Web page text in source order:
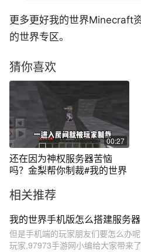
更多更好我的世界Minecraft
的世界专区。
猜你喜欢
00:27
还在因为神权服务器苦恼
吗？金梨帮你制裁#我的世界
相关推荐
我的世界手机版怎么搭建服务
但是手机端的玩家朋友们要怎么办
玩家,97973手游网小编给大家带来